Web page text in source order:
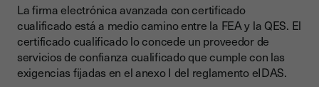
La firma electrónica avanzada con certificado
cualificado está a medio camino entre la FEA y la QES. El
certificado cualificado lo concede un proveedor de
servicios de confianza cualificado que cumple con las
exigencias fijadas en el anexo I del reglamento eIDAS.